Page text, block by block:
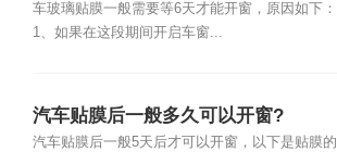
车玻璃贴膜一般需要等6天才能开窗，原因如下：
1、如果在这段期间开启车窗...
汽车贴膜后一般多久可以开窗?
汽车贴膜后一般5天后才可以开窗，以下是贴膜的